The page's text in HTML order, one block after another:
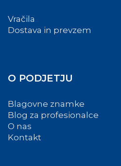
Vračila
Dostava in prevzem
O PODJETJU
Blagovne znamke
Blog za profesionalce
O nas
Kontakt